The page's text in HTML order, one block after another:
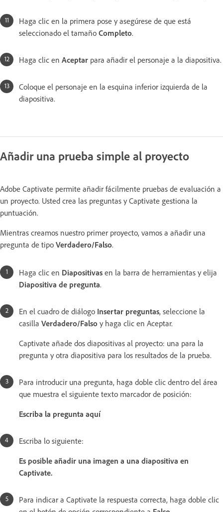
Haga clic en la primera pose y asegúrese de que está
seleccionado el tamaño Completo.
Haga clic en Aceptar para añadir el personaje a la diapositiva.
Coloque el personaje en la esquina inferior izquierda de la
diapositiva.
Añadir una prueba simple al proyecto
Adobe Captivate permite añadir fácilmente pruebas de evaluación a
un proyecto. Usted crea las preguntas y Captivate gestiona la
puntuación.
Mientras creamos nuestro primer proyecto, vamos a añadir una
pregunta de tipo Verdadero/Falso.
Haga clic en Diapositivas en la barra de herramientas y elija
Diapositiva de pregunta.
En el cuadro de diálogo Insertar preguntas, seleccione la
casilla Verdadero/Falso y haga clic en Aceptar.
Captivate añade dos diapositivas al proyecto: una para la
pregunta y otra diapositiva para los resultados de la prueba.
Para introducir una pregunta, haga doble clic dentro del área
que muestra el siguiente texto marcador de posición:
Escriba la pregunta aquí
Escriba lo siguiente:
Es posible añadir una imagen a una diapositiva en
Captivate.
Para indicar a Captivate la respuesta correcta, haga doble clic